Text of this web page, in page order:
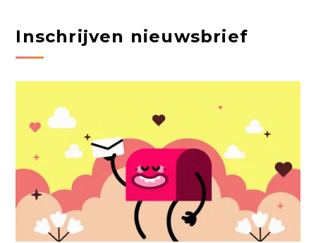
Inschrijven nieuwsbrief